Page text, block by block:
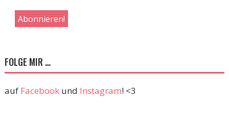
FOLGE MIR …
auf Facebookund Instagram! <3